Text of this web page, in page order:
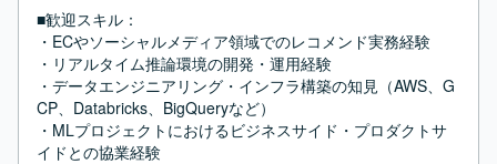
■歓迎スキル：
・ECやソーシャルメディア領域でのレコメンド実務経験
・リアルタイム推論環境の開発・運用経験
・データエンジニアリング・インフラ構築の知見（AWS、G
CP、Databricks、BigQueryなど）
・MLプロジェクトにおけるビジネスサイド・プロダクトサ
イドとの協業経験